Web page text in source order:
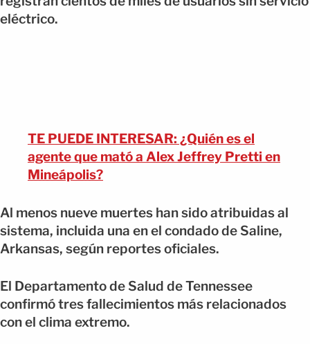
eléctrico.
TE PUEDE INTERESAR: ¿Quién es el
agente que mató a Alex Jeffrey Pretti en
Mineápolis?
Al menos nueve muertes han sido atribuidas al
sistema, incluida una en el condado de Saline,
Arkansas, según reportes oficiales.
El Departamento de Salud de Tennessee
confirmó tres fallecimientos más relacionados
con el clima extremo.